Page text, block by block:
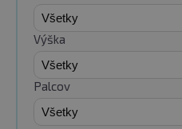
Výška
Palcov